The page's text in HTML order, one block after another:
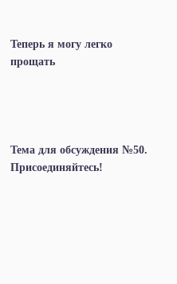
Теперь я могу легко
прощать
Тема для обсуждения №50.
Присоединяйтесь!